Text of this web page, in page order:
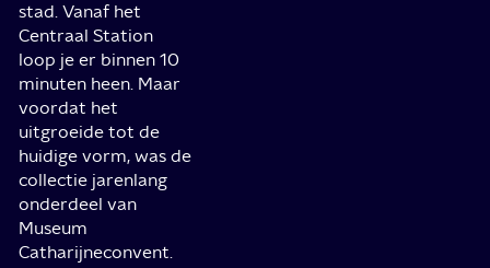
stad. Vanaf het
Centraal Station
loop je er binnen 10
minuten heen. Maar
voordat het
uitgroeide tot de
huidige vorm, was de
collectie jarenlang
onderdeel van
Museum
Catharijneconvent.